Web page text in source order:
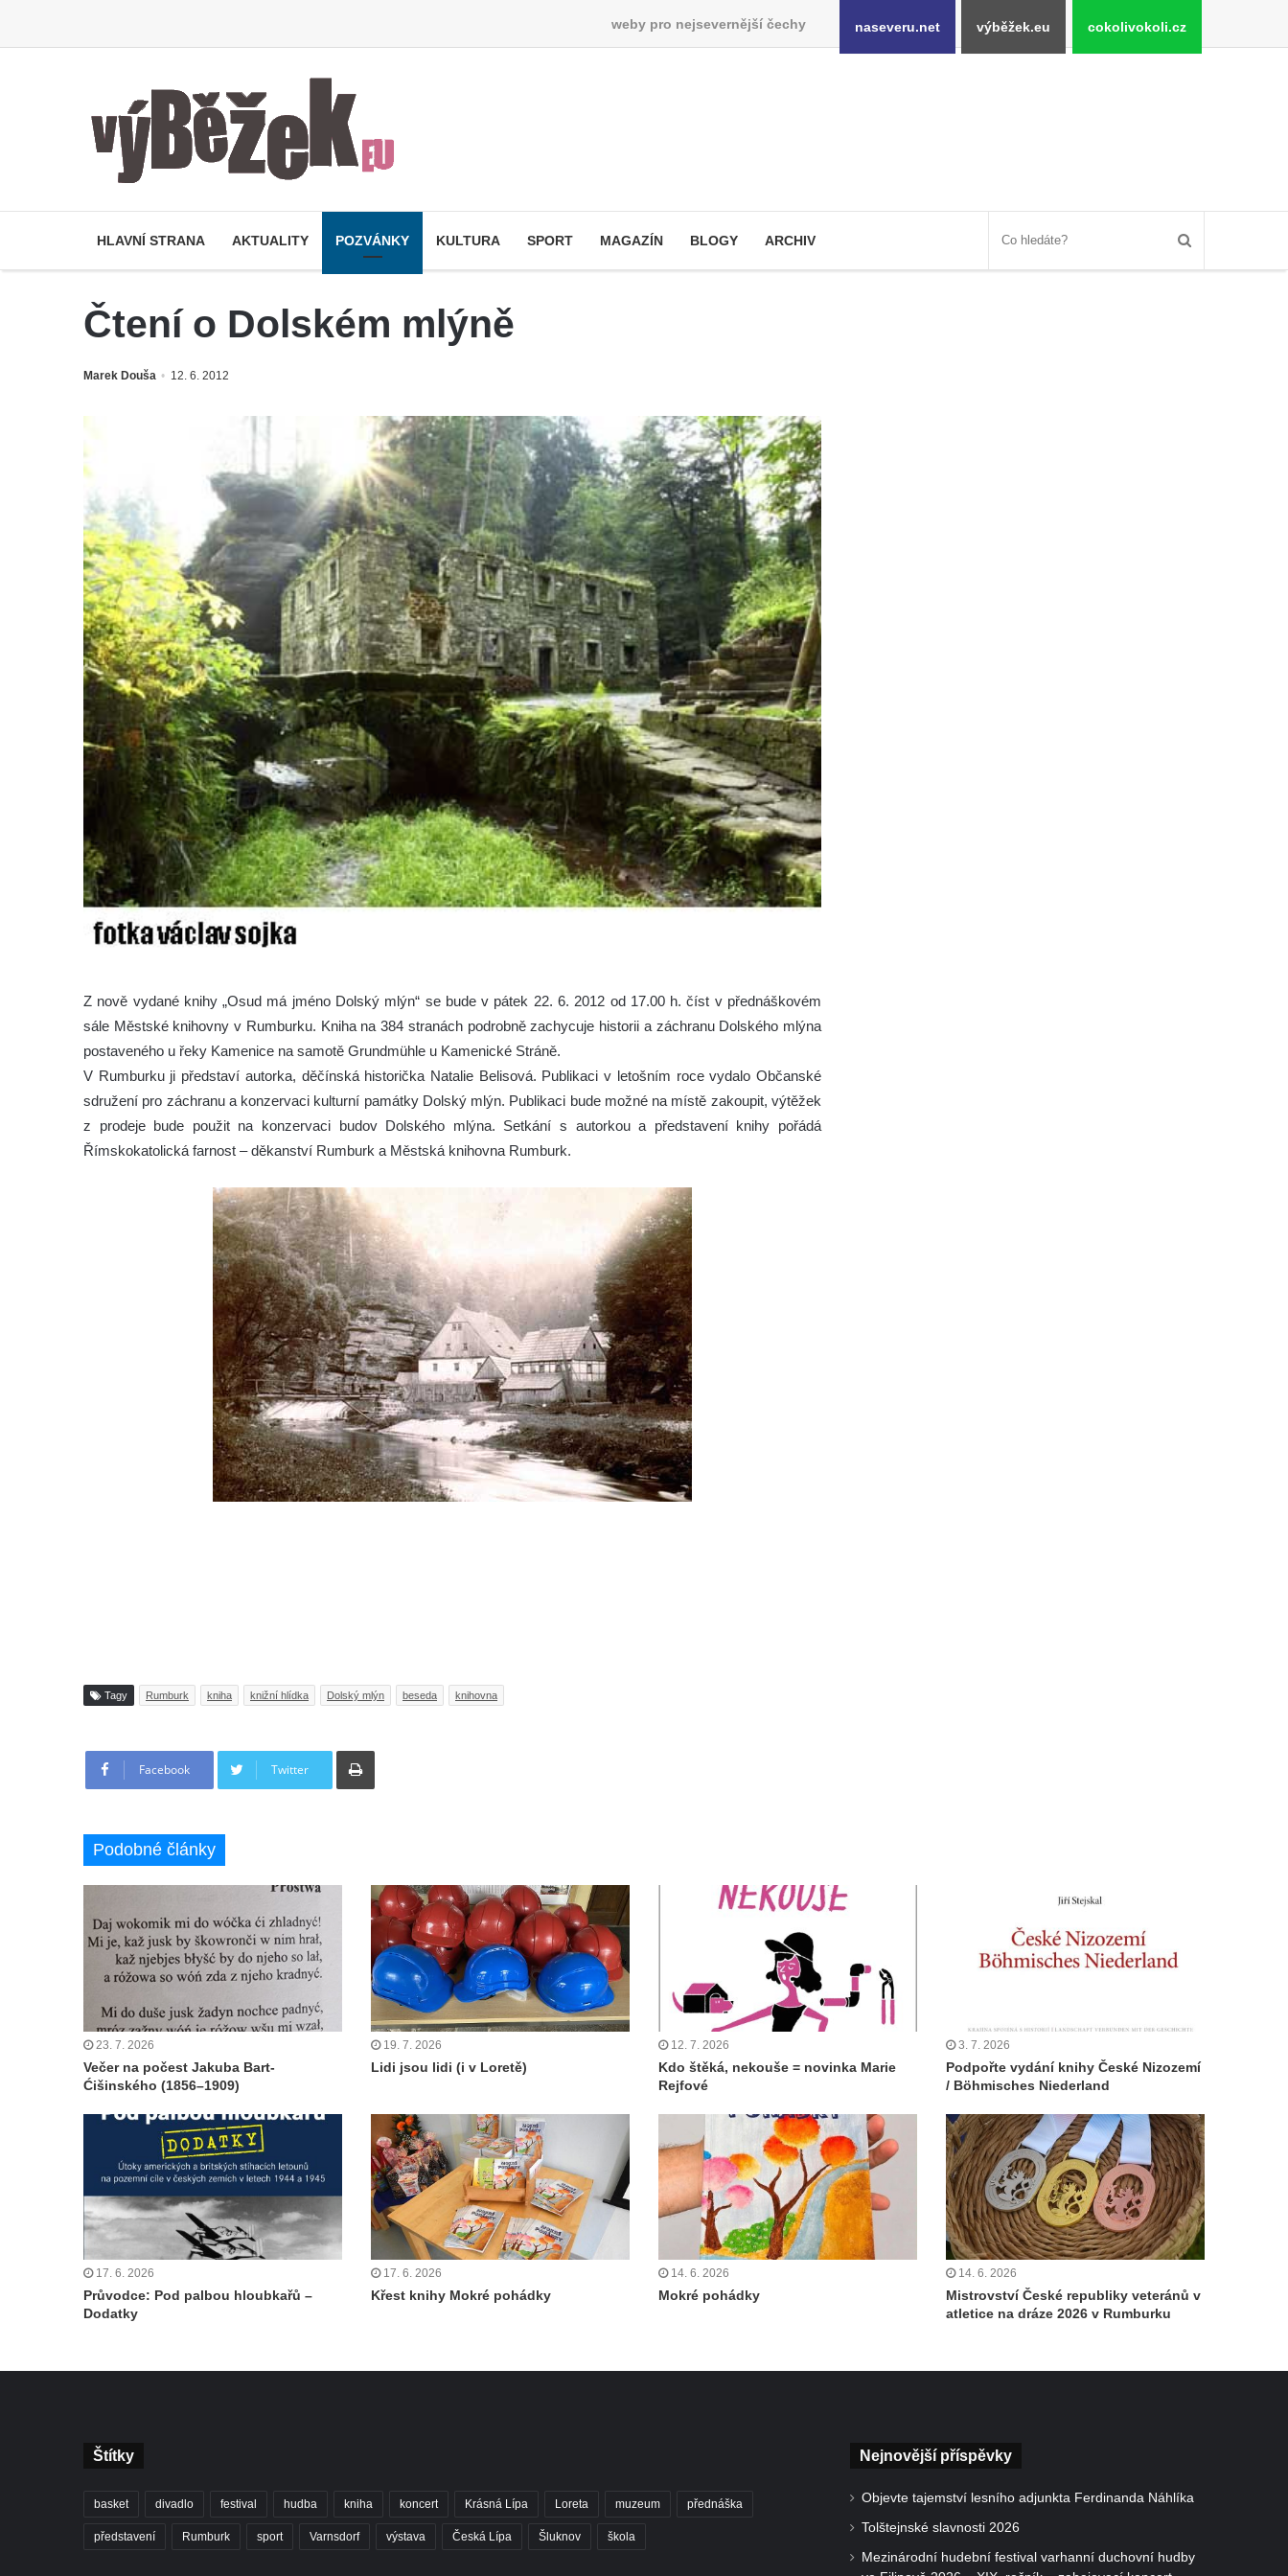
weby pro nejsevernější čechy naseveru.net výběžek.eu cokolivokoli.cz
HLAVNÍ STRANA AKTUALITY POZVÁNKY KULTURA SPORT MAGAZÍN BLOGY ARCHIV
Čtení o Dolském mlýně
Marek Douša 12. 6. 2012
Z nově vydané knihy „Osud má jméno Dolský mlýn“ se bude v pátek 22. 6. 2012 od 17.00 h. číst v přednáškovém
sále Městské knihovny v Rumburku. Kniha na 384 stranách podrobně zachycuje historii a záchranu Dolského mlýna
postaveného u řeky Kamenice na samotě Grundmühle u Kamenické Stráně.
V Rumburku ji představí autorka, děčínská historička Natalie Belisová. Publikaci v letošním roce vydalo Občanské
sdružení pro záchranu a konzervaci kulturní památky Dolský mlýn. Publikaci bude možné na místě zakoupit, výtěžek
z prodeje bude použit na konzervaci budov Dolského mlýna. Setkání s autorkou a představení knihy pořádá
Římskokatolická farnost – děkanství Rumburk a Městská knihovna Rumburk.
Tagy Rumburk kniha knižní hlídka Dolský mlýn beseda knihovna
Facebook Twitter
Tisknout
Podobné články
23. 7. 2026
Večer na počest Jakuba Bart-
Ćišinského (1856–1909)
19. 7. 2026
Lidi jsou lidi (i v Loretě)
12. 7. 2026
Kdo štěká, nekouše = novinka Marie
Rejfové
3. 7. 2026
Podpořte vydání knihy České Nizozemí
/ Böhmisches Niederland
17. 6. 2026
Průvodce: Pod palbou hloubkařů –
Dodatky
17. 6. 2026
Křest knihy Mokré pohádky
14. 6. 2026
Mokré pohádky
14. 6. 2026
Mistrovství České republiky veteránů v
atletice na dráze 2026 v Rumburku
Štítky
basket divadlo festival hudba kniha koncert Krásná Lípa Loreta muzeum přednáška
představení Rumburk sport Varnsdorf výstava Česká Lípa Šluknov škola
Nejnovější příspěvky
Objevte tajemství lesního adjunkta Ferdinanda Náhlíka
Tolštejnské slavnosti 2026
Mezinárodní hudební festival varhanní duchovní hudby